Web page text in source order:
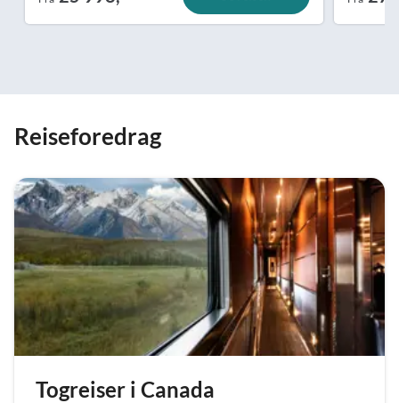
Reiseforedrag
Togreiser i Canada